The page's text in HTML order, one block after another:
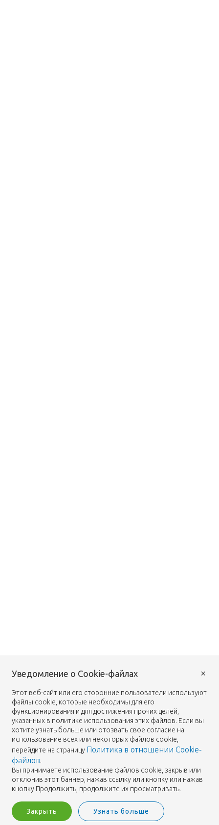
Уведомление о Cookie-файлах
Этот веб-сайт или его сторонние пользователи используют
файлы cookie, которые необходимы для его
функционирования и для достижения прочих целей,
указанных в политике использования этих файлов. Если вы
хотите узнать больше или отозвать свое согласие на
использование всех или некоторых файлов cookie,
перейдите на страницу Политика в отношении Cookie-
файлов.
Вы принимаете использование файлов cookie, закрыв или
отклонив этот баннер, нажав ссылку или кнопку или нажав
кнопку Продолжить, продолжите их просматривать.
Закрыть Узнать больше
×